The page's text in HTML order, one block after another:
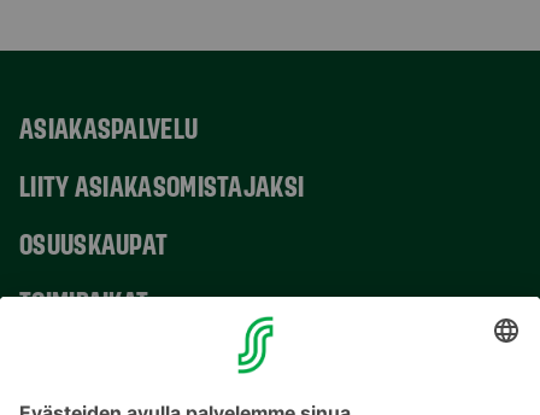
ASIAKASPALVELU
LIITY ASIAKASOMISTAJAKSI
OSUUSKAUPAT
TOIMIPAIKAT